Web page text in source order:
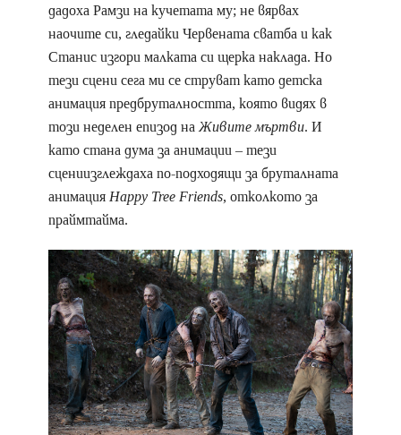
дадоха Рамзи на кучетата му; не вярвах
наочите си, гледайки Червената сватба и как
Станис изгори малката си щерка наклада. Но
тези сцени сега ми се струват като детска
анимация предбруталността, която видях в
този неделен епизод наЖивите мъртви. И
като стана дума за анимации – тези
сцениизглеждаха по-подходящи за бруталната
анимацияHappy Tree Friends, отколкото за
праймтайма.